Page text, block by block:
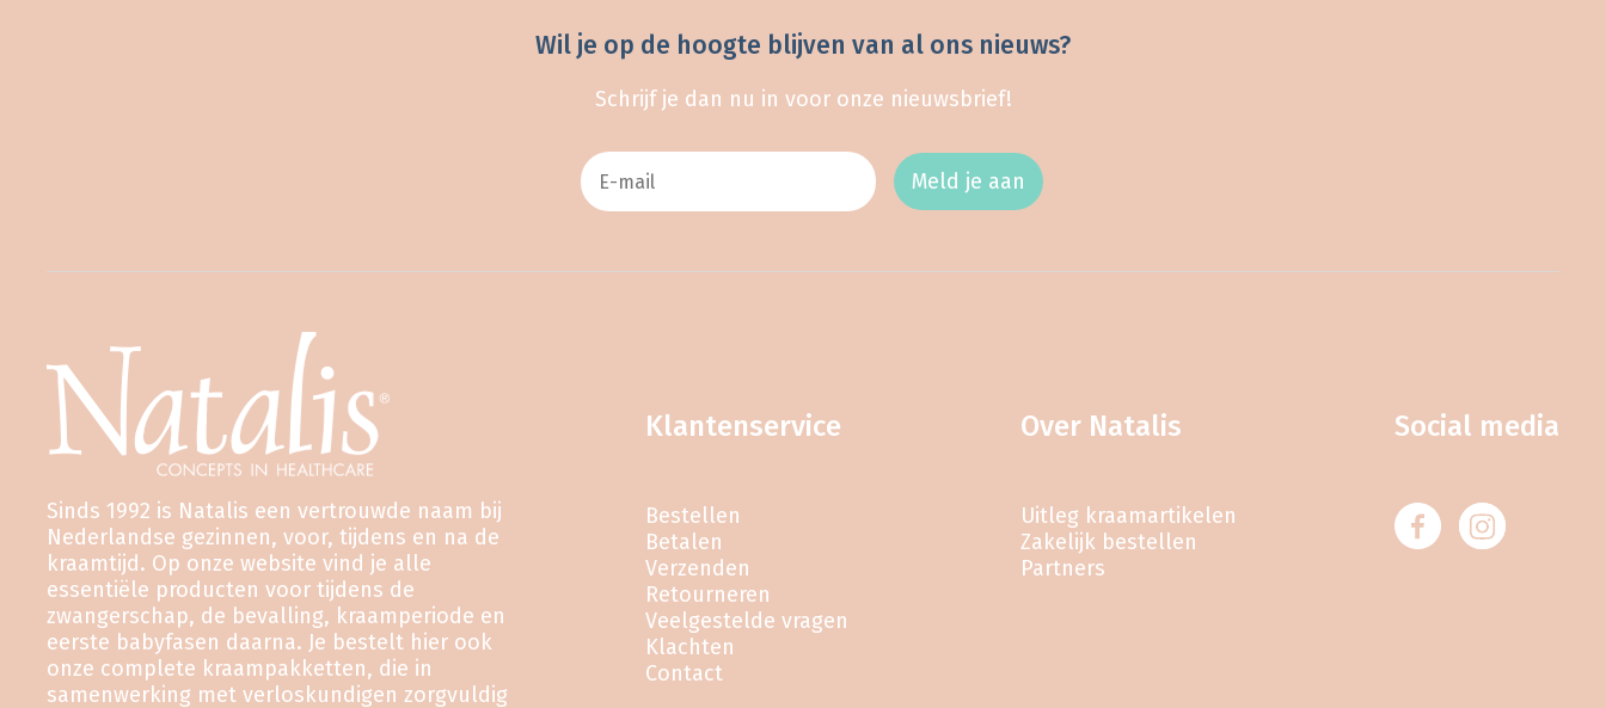
Wil je op de hoogte blijven van al ons nieuws?
Schrijf je dan nu in voor onze nieuwsbrief!
Meld je aan
Sinds 1992 is Natalis een vertrouwde naam bij
Nederlandse gezinnen, voor, tijdens en na de
kraamtijd. Op onze website vind je alle
essentiële producten voor tijdens de
zwangerschap, de bevalling, kraamperiode en
eerste babyfasen daarna. Je bestelt hier ook
onze complete kraampakketten, die in
samenwerking met verloskundigen zorgvuldig
Klantenservice
Bestellen
Betalen
Verzenden
Retourneren
Veelgestelde vragen
Klachten
Contact
Over Natalis
Uitleg kraamartikelen
Zakelijk bestellen
Partners
Social media